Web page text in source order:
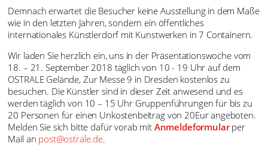
Demnach erwartet die Besucher keine Ausstellung in dem Maße
wie in den letzten Jahren, sondern ein öffentliches
internationales Künstlerdorf mit Kunstwerken in 7 Containern.
Wir laden Sie herzlich ein, uns in der Präsentationswoche vom
18. – 21. September 2018 täglich von 10 - 19 Uhr auf dem
OSTRALE Gelände, Zur Messe 9 in Dresden kostenlos zu
besuchen. Die Künstler sind in dieser Zeit anwesend und es
werden täglich von 10 – 15 Uhr Gruppenführungen für bis zu
20 Personen für einen Unkostenbeitrag von 20Eur angeboten.
Melden Sie sich bitte dafür vorab mit Anmeldeformularper
Mail an post@ostrale.de.